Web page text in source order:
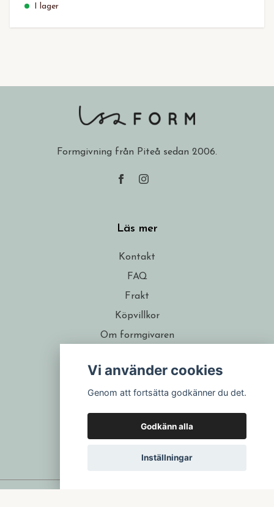
I lager
Formgivning från Piteå sedan 2006.
Läs mer
Kontakt
FAQ
Frakt
Köpvillkor
Om formgivaren
Presentkort
Vi använder cookies
Genom att fortsätta godkänner du det.
Godkänn alla
Inställningar